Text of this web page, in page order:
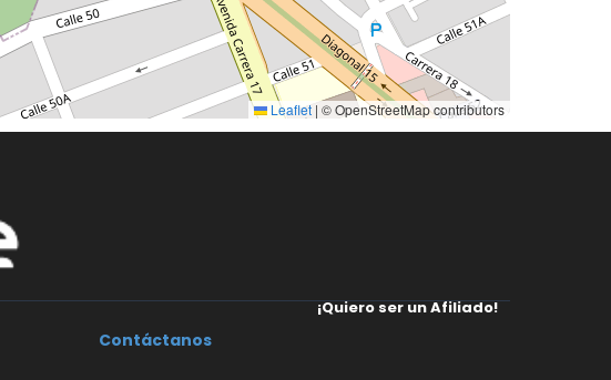
Leaflet | © OpenStreetMap contributors
Contáctanos
¡Quiero ser un Afiliado!